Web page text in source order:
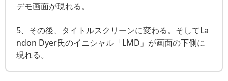
デモ画面が現れる。
5、その後、タイトルスクリーンに変わる。そしてLa
ndon Dyer氏のイニシャル「LMD」が画面の下側に
現れる。